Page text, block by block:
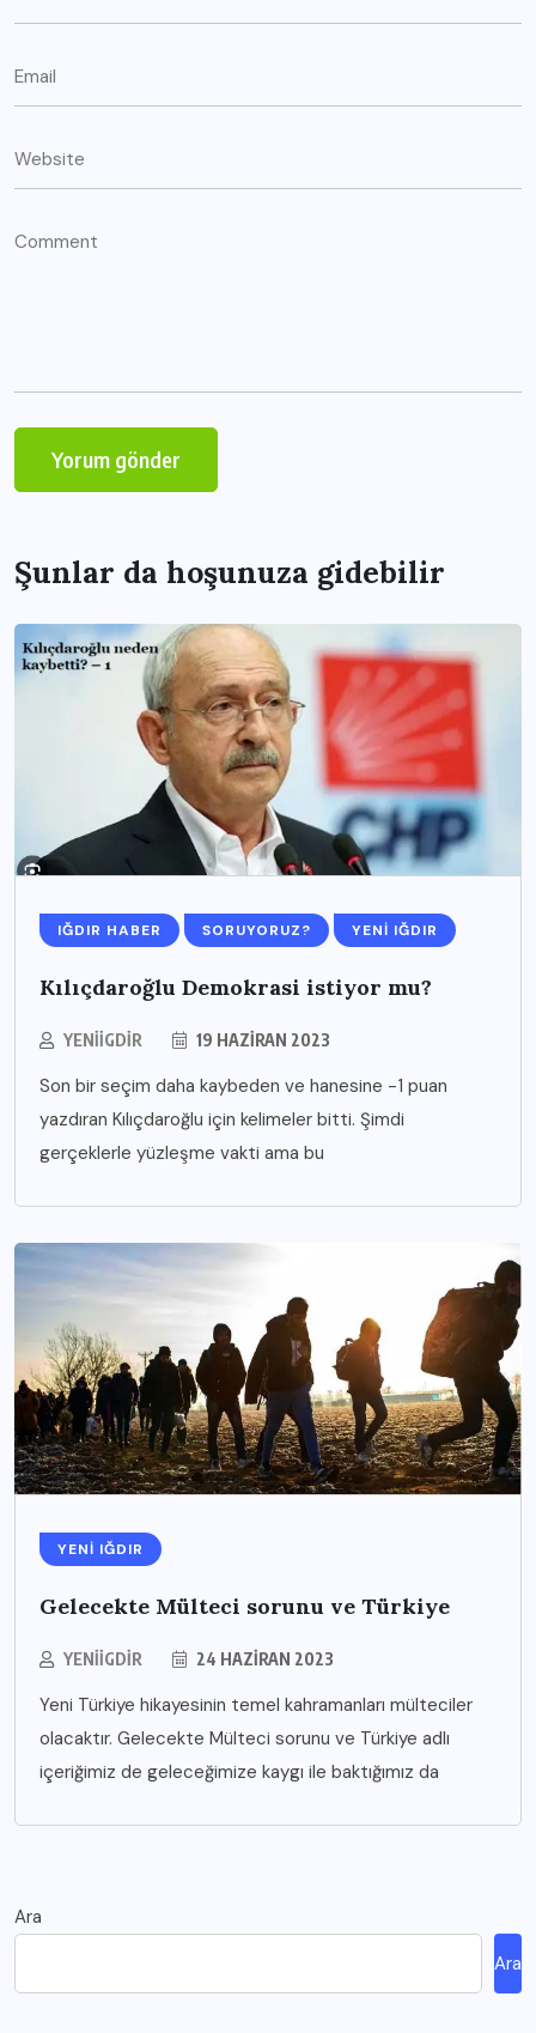
Şunlar da hoşunuza gidebilir
IĞDIR HABER SORUYORUZ? YENI IĞDIR
Kılıçdaroğlu Demokrasi istiyor mu?
YENIIGDIR 19 HAZIRAN 2023
Son bir seçim daha kaybeden ve hanesine -1 puan
yazdıran Kılıçdaroğlu için kelimeler bitti. Şimdi
gerçeklerle yüzleşme vakti ama bu
YENI IĞDIR
Gelecekte Mülteci sorunu ve Türkiye
YENIIGDIR 24 HAZIRAN 2023
Yeni Türkiye hikayesinin temel kahramanları mülteciler
olacaktır. Gelecekte Mülteci sorunu ve Türkiye adlı
içeriğimiz de geleceğimize kaygı ile baktığımız da
Ara
Ara